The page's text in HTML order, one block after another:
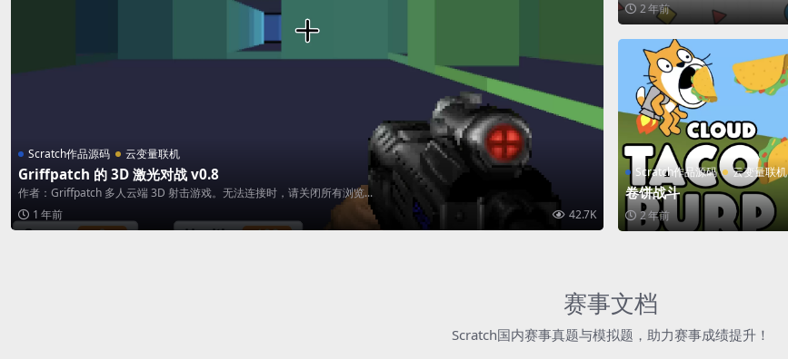
Scratch作品源码 云变量联机
Griffpatch 的 3D 激光对战 v0.8
作者：Griffpatch 多人云端 3D 射击游戏。无法连接时，请关闭所有浏览...
1 年前
42.7K
2 年前
Scratch作品源码 云变量联机
卷饼战斗
2 年前
赛事文档
Scratch国内赛事真题与模拟题，助力赛事成绩提升！